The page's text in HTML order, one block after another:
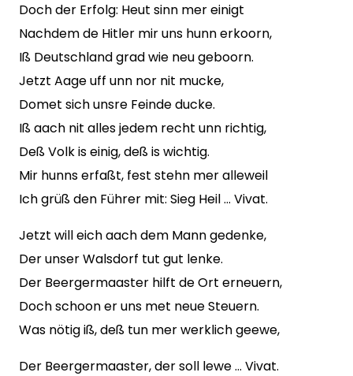
Doch der Erfolg: Heut sinn mer einigt
Nachdem de Hitler mir uns hunn erkoorn,
Iß Deutschland grad wie neu geboorn.
Jetzt Aage uff unn nor nit mucke,
Domet sich unsre Feinde ducke.
Iß aach nit alles jedem recht unn richtig,
Deß Volk is einig, deß is wichtig.
Mir hunns erfaßt, fest stehn mer alleweil
Ich grüß den Führer mit: Sieg Heil … Vivat.
Jetzt will eich aach dem Mann gedenke,
Der unser Walsdorf tut gut lenke.
Der Beergermaaster hilft de Ort erneuern,
Doch schoon er uns met neue Steuern.
Was nötig iß, deß tun mer werklich geewe,
Der Beergermaaster, der soll lewe … Vivat.